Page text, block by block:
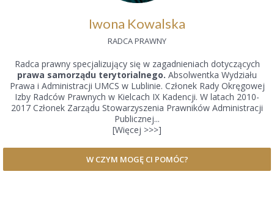
Iwona Kowalska
RADCA PRAWNY
Radca prawny specjalizujący się w zagadnieniach dotyczących
prawa samorządu terytorialnego. Absolwentka Wydziału
Prawa i Administracji UMCS w Lublinie. Członek Rady Okręgowej
Izby Radców Prawnych w Kielcach IX Kadencji. W latach 2010-
2017 Członek Zarządu Stowarzyszenia Prawników Administracji
Publicznej...
[Więcej >>>]
W CZYM MOGĘ CI POMÓC?